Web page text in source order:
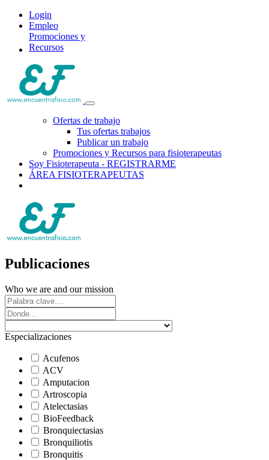
Login
Empleo
Promociones y
Recursos
Ofertas de trabajo
Tus ofertas trabajos
Publicar un trabajo
Promociones y Recursos para fisioterapeutas
Soy Fisioterapeuta - REGISTRARME
ÁREA FISIOTERAPEUTAS
Publicaciones
Who we are and our mission
Especializaciones
Acufenos
ACV
Amputacion
Artroscopia
Atelectasias
BioFeedback
Bronquiectasias
Bronquiliotis
Bronquitis